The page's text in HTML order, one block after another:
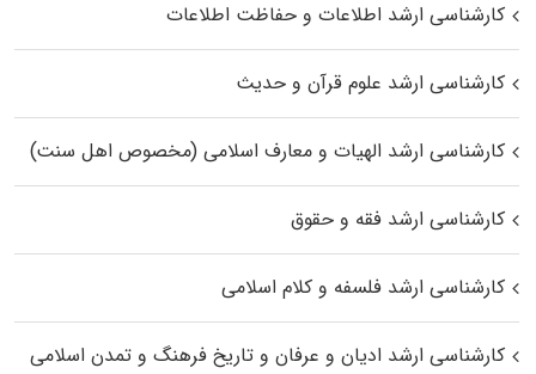
کارشناسی ارشد اطلاعات و حفاظت اطلاعات
کارشناسی ارشد علوم قرآن و حدیث
کارشناسی ارشد الهیات و معارف اسلامی (مخصوص اهل سنت)
کارشناسی ارشد فقه و حقوق
کارشناسی ارشد فلسفه و کلام اسلامی
کارشناسی ارشد ادیان و عرفان و تاریخ فرهنگ و تمدن اسلامی